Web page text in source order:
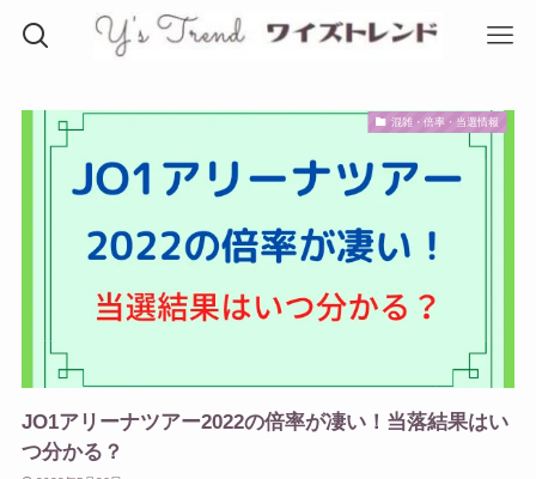
混雑・倍率・当選情報
JO1アリーナツアー2022の倍率が凄い！当落結果はい
つ分かる？